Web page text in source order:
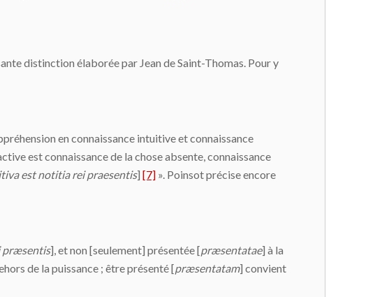
distinction élaborée par Jean de Saint-Thomas. Pour y
en connaissance intuitive et connaissance
est connaissance de la chose absente, connaissance
est notitia rei praesentis] [7] ». Poinsot précise encore
præsentis], et non [seulement] présentée [præsentatae] à la
de la puissance ; être présenté [præsentatam] convient